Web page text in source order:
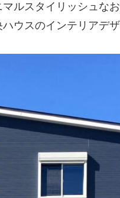
ルスタイリッシュな
ウスのインテリアデ